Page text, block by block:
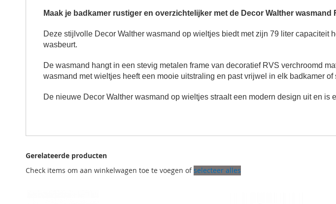
Maak je badkamer rustiger en overzichtelijker met de Decor Walther
Deze stijlvolle Decor Walther wasmand op wieltjes biedt met zijn 79 liter
wasbeurt.
De wasmand hangt in een stevig metalen frame van decoratief RVS verchroomd
wasmand met wieltjes heeft een mooie uitstraling en past vrijwel in elk badkamer of
De nieuwe Decor Walther wasmand op wieltjes straalt een modern design uit en is
Gerelateerde producten
Check items om aan winkelwagen toe te voegen of selecteer alles